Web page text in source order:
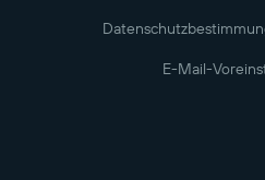
E-Mail-